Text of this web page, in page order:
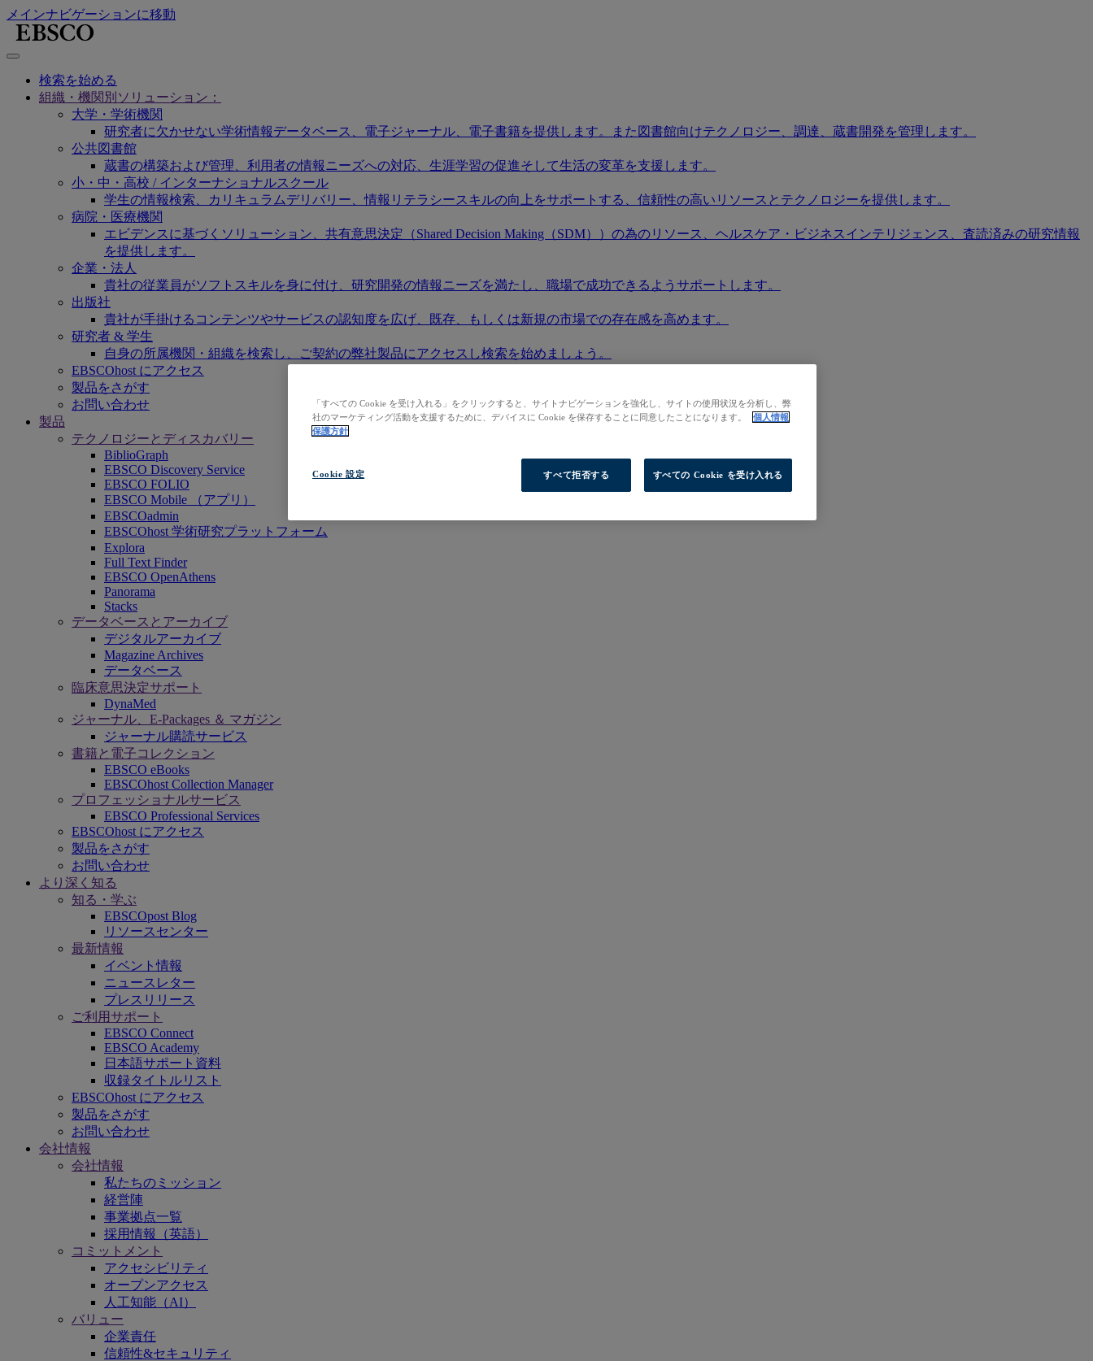
メインナビゲーションに移動
検索を始める
組織・機関別ソリューション：
大学・学術機関
研究者に欠かせない学術情報データベース、電子ジャーナル、電子書籍を提供します。また図書館向けテクノロジー、調達、蔵書開発を管理します。
公共図書館
蔵書の構築および管理、利用者の情報ニーズへの対応、生涯学習の促進そして生活の変革を支援します。
小・中・高校 / インターナショナルスクール
学生の情報検索、カリキュラムデリバリー、情報リテラシースキルの向上をサポートする、信頼性の高いリソースとテクノロジーを提供します。
病院・医療機関
エビデンスに基づくソリューション、共有意思決定（Shared Decision Making（SDM））の為のリソース、ヘルスケア・ビジネスインテリジェンス、査読済みの研究情報
を提供します。
企業・法人
貴社の従業員がソフトスキルを身に付け、研究開発の情報ニーズを満たし、職場で成功できるようサポートします。
出版社
貴社が手掛けるコンテンツやサービスの認知度を広げ、既存、もしくは新規の市場での存在感を高めます。
研究者 & 学生
自身の所属機関・組織を検索し、ご契約の弊社製品にアクセスし検索を始めましょう。
EBSCOhost にアクセス
製品をさがす
お問い合わせ
製品
テクノロジーとディスカバリー
BiblioGraph
EBSCO Discovery Service
EBSCO FOLIO
EBSCO Mobile （アプリ）
EBSCOadmin
EBSCOhost 学術研究プラットフォーム
Explora
Full Text Finder
EBSCO OpenAthens
Panorama
Stacks
データベースとアーカイブ
デジタルアーカイブ
Magazine Archives
データベース
臨床意思決定サポート
DynaMed
ジャーナル、E-Packages ＆ マガジン
ジャーナル購読サービス
書籍と電子コレクション
EBSCO eBooks
EBSCOhost Collection Manager
プロフェッショナルサービス
EBSCO Professional Services
EBSCOhost にアクセス
製品をさがす
お問い合わせ
より深く知る
知る・学ぶ
EBSCOpost Blog
リソースセンター
最新情報
イベント情報
ニュースレター
プレスリリース
ご利用サポート
EBSCO Connect
EBSCO Academy
日本語サポート資料
収録タイトルリスト
EBSCOhost にアクセス
製品をさがす
お問い合わせ
会社情報
会社情報
私たちのミッション
経営陣
事業拠点一覧
採用情報（英語）
コミットメント
アクセシビリティ
オープンアクセス
人工知能（AI）
バリュー
企業責任
信頼性&セキュリティ
「すべての Cookie を受け入れる」をクリックすると、サイトナビゲーションを強化し、サイトの使用状況を分析し、弊
社のマーケティング活動を支援するために、デバイスに Cookie を保存することに同意したことになります。
個人情報
保護方針
Cookie 設定 すべて拒否する すべての Cookie を受け入れる